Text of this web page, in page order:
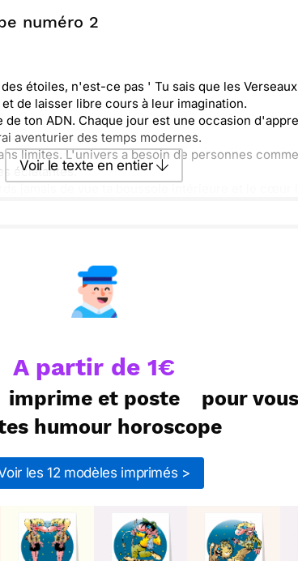
Recevoir par mail
numéro 2
étoiles, n'est-ce pas ' Tu sais que les
de laisser libre cours à leur imagination.
ton ADN. Chaque jour est une occasion
aventurier des temps modernes.
limites. L'univers a besoin de personnes
éclatantes.
Voir le texte en entier
A partir de 1€
imprime et poste
pour
humour horoscope
les 12 modèles imprimés >